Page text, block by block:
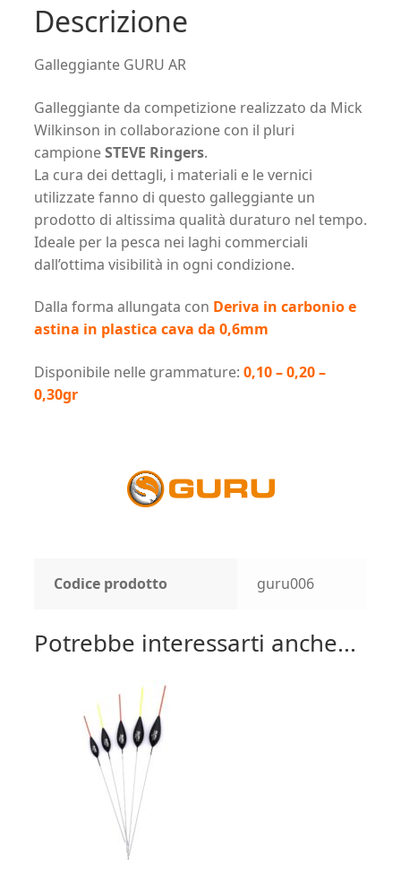
Descrizione
Galleggiante GURU AR
Galleggiante da competizione realizzato da Mick
Wilkinson in collaborazione con il pluri
campioneSTEVE Ringers.
La cura dei dettagli, i materiali e le vernici
utilizzate fanno di questo galleggiante un
prodotto di altissima qualità duraturo nel tempo.
Ideale per la pesca nei laghi commerciali
dall’ottima visibilità in ogni condizione.
Dalla forma allungata con Deriva in carbonio e
astina in plastica cava da 0,6mm
Disponibile nelle grammature: 0,10 – 0,20 –
0,30gr
Codice prodotto guru006
Potrebbe interessarti anche...